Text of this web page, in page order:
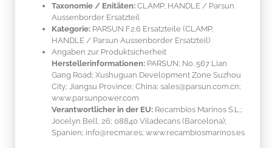
Taxonomie / Enitäten: CLAMP, HANDLE / Parsun
Aussenborder Ersatzteil
Kategorie: PARSUN F2.6 Ersatzteile (CLAMP,
HANDLE / Parsun Aussenborder Ersatzteil)
Angaben zur Produktsicherheit
Herstellerinformationen: PARSUN; No. 567 Lian
Gang Road; Xushuguan Development Zone Suzhou
City; Jiangsu Province; China; sales@parsun.com.cn;
www.parsunpower.com
Verantwortlicher in der EU: Recambios Marinos S.L.;
Jocelyn Bell, 26; 08840 Viladecans (Barcelona);
Spanien; info@recmar.es; www.recambiosmarinos.es